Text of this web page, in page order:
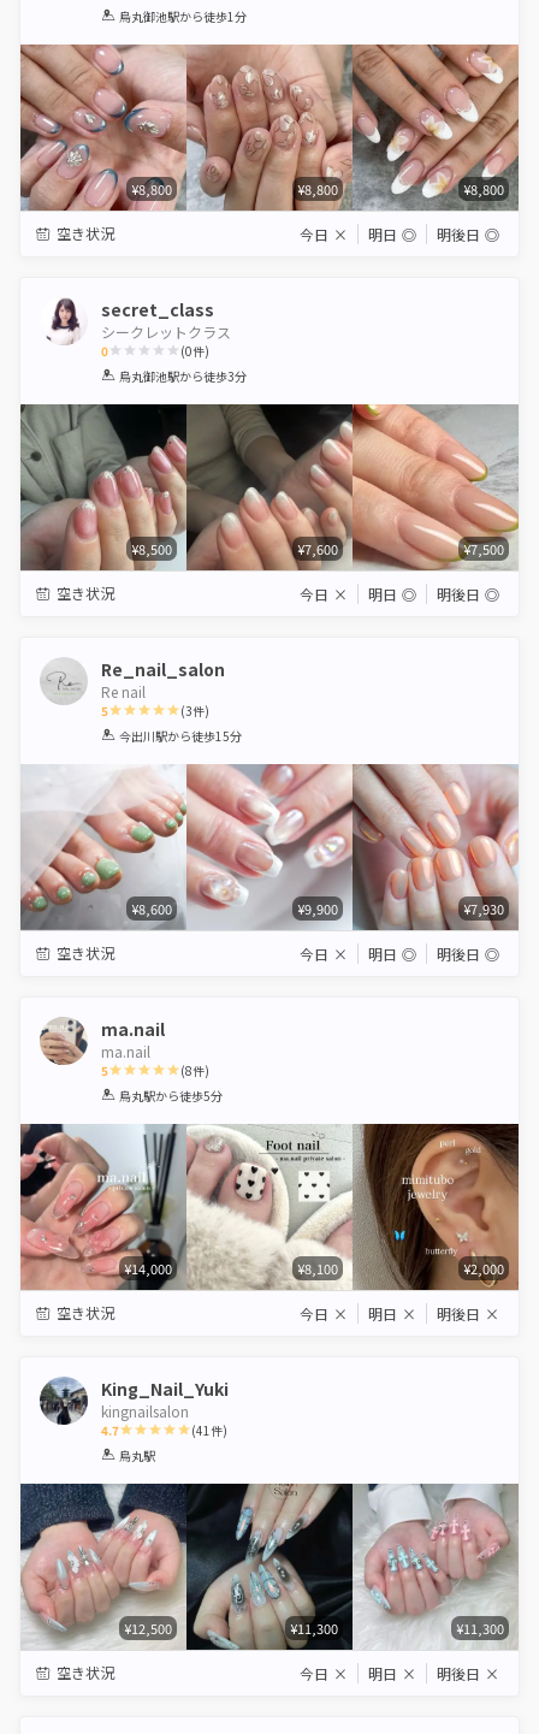
1 2 3 4 5
烏丸御池駅から徒歩1分
¥8,800 ¥8,800 ¥8,800
空き状況 今日 × 明日 ◎ 明後日 ◎
secret_class
シークレットクラス
0
1 2 3 4 5
(0件)
烏丸御池駅から徒歩3分
¥8,500 ¥7,600 ¥7,500
空き状況 今日 × 明日 ◎ 明後日 ◎
Re_nail_salon
Re nail
5
1 2 3 4 5
(3件)
今出川駅から徒歩15分
¥8,600 ¥9,900 ¥7,930
空き状況 今日 × 明日 ◎ 明後日 ◎
ma.nail
ma.nail
5
1 2 3 4 5
(8件)
烏丸駅から徒歩5分
¥14,000 ¥8,100 ¥2,000
空き状況 今日 × 明日 × 明後日 ×
King_Nail_Yuki
kingnailsalon
4.7
1 2 3
(41件)
烏丸駅
¥12,500 ¥11,300 ¥11,300
空き状況 今日 × 明日 × 明後日 ×